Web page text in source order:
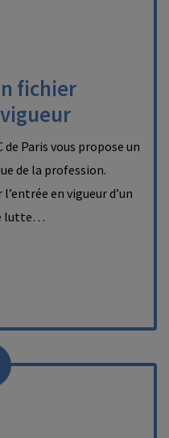
fichier
de Paris vous propose un
de la profession.
en vigueur d’un
lutte…